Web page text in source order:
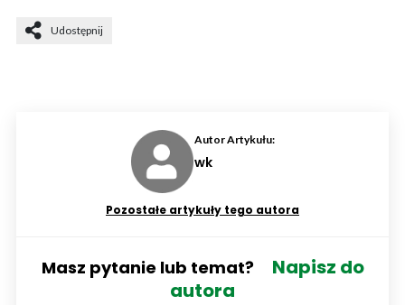
Udostępnij
Autor Artykułu:
wk
Pozostałe artykuły tego autora
Masz pytanie lub temat?
Napisz do
autora